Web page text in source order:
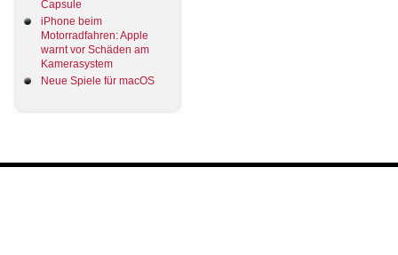
Capsule
iPhone beim
Motorradfahren: Apple
warnt vor Schäden am
Kamerasystem
Neue Spiele für macOS